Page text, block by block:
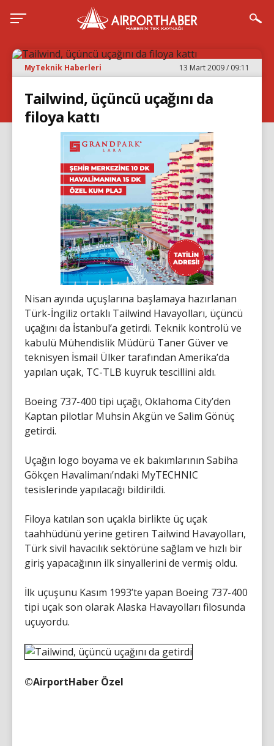
MyTeknik Haberleri 13 Mart 2009 / 09:11
Tailwind, üçüncü uçağını da
filoya kattı
Nisan ayında uçuşlarına başlamaya hazırlanan
Türk-İngiliz ortaklı Tailwind Havayolları, üçüncü
uçağını da İstanbul’a getirdi. Teknik kontrolü ve
kabulü Mühendislik Müdürü Taner Güver ve
teknisyen İsmail Ülker tarafından Amerika’da
yapılan uçak, TC-TLB kuyruk tescillini aldı.
Boeing 737-400 tipi uçağı, Oklahoma City’den
Kaptan pilotlar Muhsin Akgün ve Salim Gönüç
getirdi.
Uçağın logo boyama ve ek bakımlarının Sabiha
Gökçen Havalimanı’ndaki MyTECHNIC
tesislerinde yapılacağı bildirildi.
Filoya katılan son uçakla birlikte üç uçak
taahhüdünü yerine getiren Tailwind Havayolları,
Türk sivil havacılık sektörüne sağlam ve hızlı bir
giriş yapacağının ilk sinyallerini de vermiş oldu.
İlk uçuşunu Kasım 1993’te yapan Boeing 737-400
tipi uçak son olarak Alaska Havayolları filosunda
uçuyordu.
©AirportHaber Özel